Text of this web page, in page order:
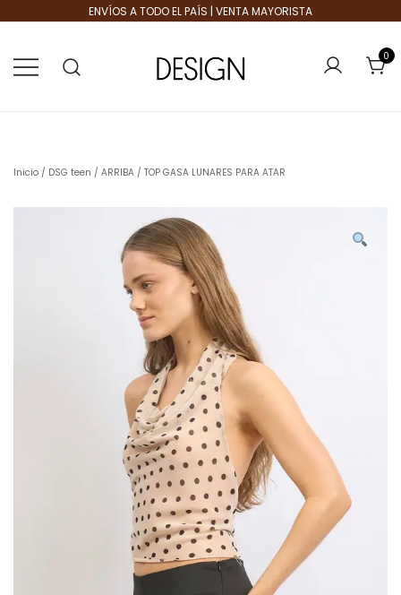
ENVÍOS A TODO EL PAÍS | VENTA MAYORISTA
0
Inicio / DSG teen / ARRIBA / TOP GASA LUNARES PARA ATAR